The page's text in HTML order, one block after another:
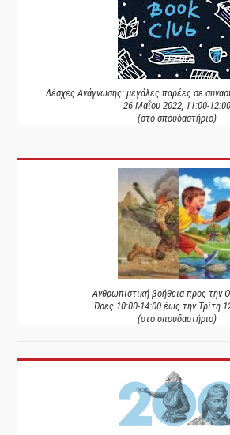
Λέσχες Ανάγνωσης: μεγάλες παρέες σε
26 Μαΐου 2022, 11:00-12:00
(στο σπουδαστήριο)
Ανθρωπιστική βοήθεια προς την
Ώρες 10:00-14:00 έως την Τρίτη
(στο σπουδαστήριο)